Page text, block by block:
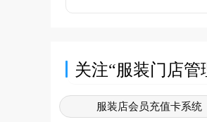
关注“服装门店
服装店会员充值卡系统